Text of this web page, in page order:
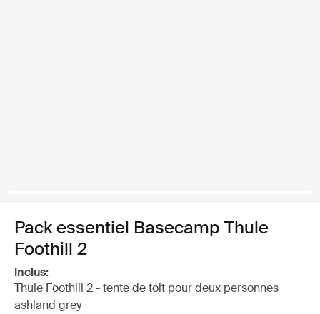
Pack essentiel Basecamp Thule
Foothill 2
Inclus:
Thule Foothill 2 - tente de toit pour deux personnes
ashland grey